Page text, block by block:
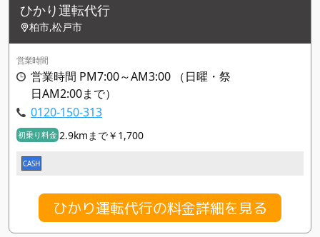
ひかり運転代行
柏市,松戸市
営業時間
営業時間 PM7:00～AM3:00 （日曜・祭
日AM2:00まで）
0120-150-313
初乗り料金 2.9kmまで￥1,700
CASH
ひかり運転代行の料金詳細を見る